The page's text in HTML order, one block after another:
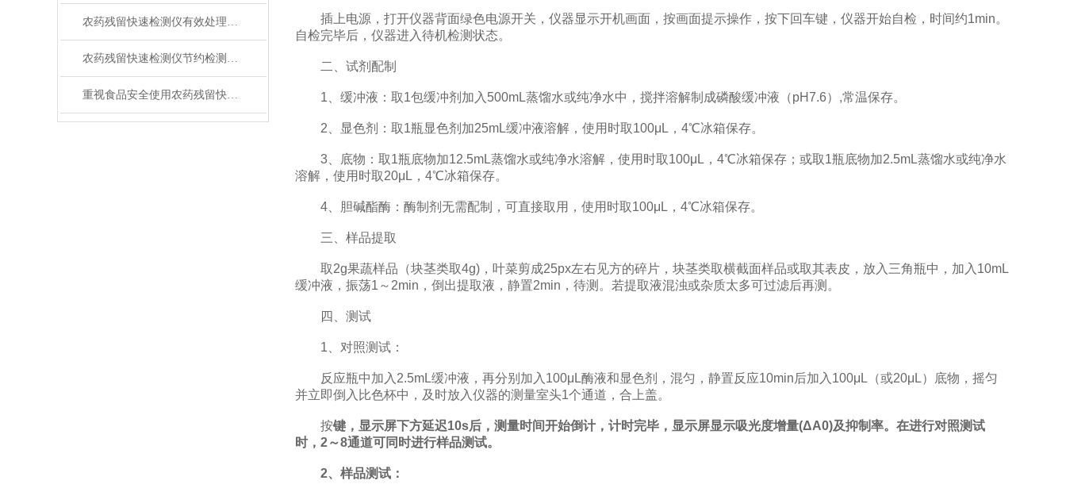
农药残留快速检测仪有效处理农药残留超标问题
农药残留快速检测仪节约检测时间
重视食品安全使用农药残留快速检测仪
插上电源，打开仪器背面绿色电源开关，仪器显示开机画面，按画面提示操作，按下回车键，仪器开始自检，时间约1min。
自检完毕后，仪器进入待机检测状态。
二、试剂配制
1、缓冲液：取1包缓冲剂加入500mL蒸馏水或纯净水中，搅拌溶解制成磷酸缓冲液（pH7.6）,常温保存。
2、显色剂：取1瓶显色剂加25mL缓冲液溶解，使用时取100μL，4℃冰箱保存。
3、底物：取1瓶底物加12.5mL蒸馏水或纯净水溶解，使用时取100μL，4℃冰箱保存；或取1瓶底物加2.5mL蒸馏水或纯净水
溶解，使用时取20μL，4℃冰箱保存。
4、胆碱酯酶：酶制剂无需配制，可直接取用，使用时取100μL，4℃冰箱保存。
三、样品提取
取2g果蔬样品（块茎类取4g)，叶菜剪成25px左右见方的碎片，块茎类取横截面样品或取其表皮，放入三角瓶中，加入10mL
缓冲液，振荡1～2min，倒出提取液，静置2min，待测。若提取液混浊或杂质太多可过滤后再测。
四、测试
1、对照测试：
反应瓶中加入2.5mL缓冲液，再分别加入100μL酶液和显色剂，混匀，静置反应10min后加入100μL（或20μL）底物，摇匀
并立即倒入比色杯中，及时放入仪器的测量室头1个通道，合上盖。
按键，显示屏下方延迟10s后，测量时间开始倒计，计时完毕，显示屏显示吸光度增量(ΔΑ0)及抑制率。在进行对照测试
时，2～8通道可同时进行样品测试。
2、样品测试：